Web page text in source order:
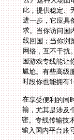
时段你也能拥有
在享受便利的同
输，尤其是涉
密。专线传输技
输入国内平台账